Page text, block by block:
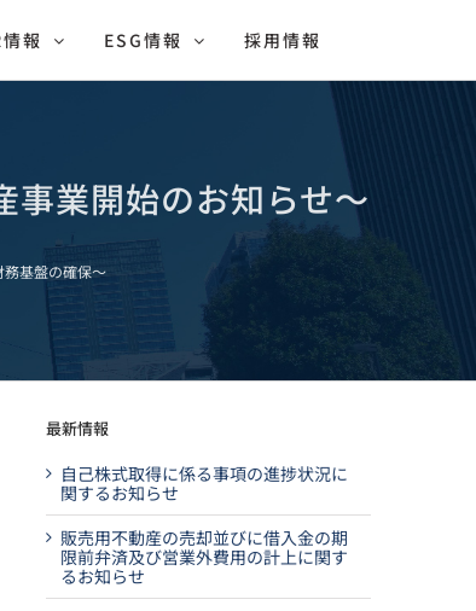
報 ESG情報 採用情報
事業開始のお知らせ～
務基盤の確保～
最新情報
自己株式取得に係る事項の進捗状況に
関するお知らせ
販売用不動産の売却並びに借入金の期
限前弁済及び営業外費用の計上に関す
るお知らせ